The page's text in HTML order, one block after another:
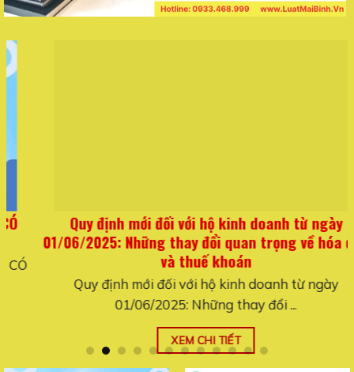
Quy định mới đối với hộ kinh doanh từ ngày
01/06/2025: Những thay đổi quan trọng về hóa đơn
và thuế khoán
Quy định mới đối với hộ kinh doanh từ ngày
01/06/2025: Những thay đổi ...
XEM CHI TIẾT